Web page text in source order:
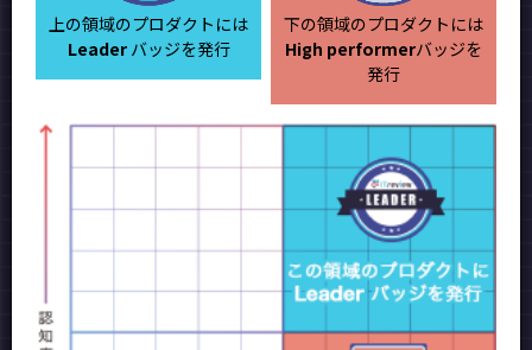
上の領域のプロダクトには
Leaderバッジを発行
下の領域のプロダクトには
High performerバッジを
発行